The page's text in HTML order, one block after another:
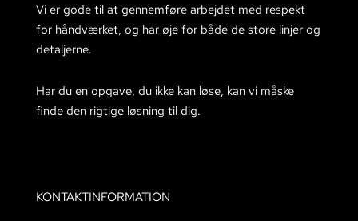
Vi er gode til at gennemføre arbejdet med respekt
for håndværket, og har øje for både de store linjer og
detaljerne.
Har du en opgave, du ikke kan løse, kan vi måske
finde den rigtige løsning til dig.
KONTAKTINFORMATION